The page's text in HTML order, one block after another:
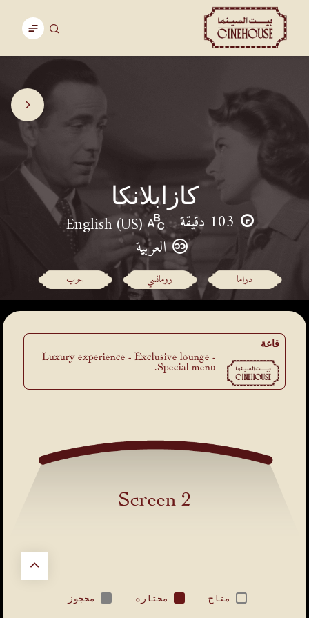
كازابلانكا
103 دقيقة
English (US)
العربية
دراما رومانسي حرب
قاعة
Luxury experience - Exclusive lounge -
Special menu.
Screen 2
متاح مختارة محجوز